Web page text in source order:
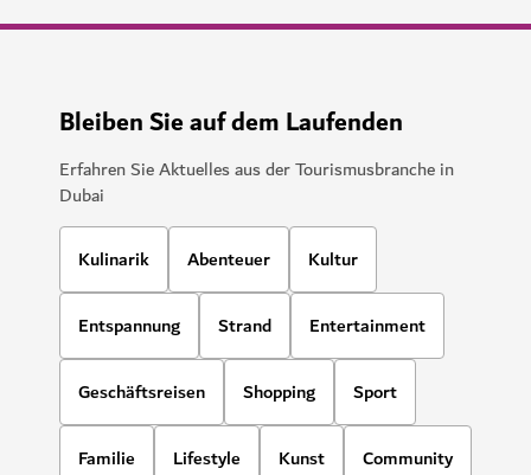
Bleiben Sie auf dem Laufenden
Erfahren Sie Aktuelles aus der Tourismusbranche in
Dubai
Kulinarik Abenteuer Kultur
Entspannung Strand Entertainment
Geschäftsreisen Shopping Sport
Familie Lifestyle Kunst Community